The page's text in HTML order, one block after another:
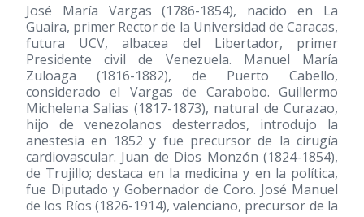
José María Vargas (1786-1854), nacido en La
Guaira, primer Rector de la Universidad de Caracas,
futura UCV, albacea del Libertador, primer
Presidente civil de Venezuela. Manuel María
Zuloaga (1816-1882), de Puerto Cabello,
considerado el Vargas de Carabobo. Guillermo
Michelena Salias (1817-1873), natural de Curazao,
hijo de venezolanos desterrados, introdujo la
anestesia en 1852 y fue precursor de la cirugía
cardiovascular. Juan de Dios Monzón (1824-1854),
de Trujillo; destaca en la medicina y en la política,
fue Diputado y Gobernador de Coro. José Manuel
de los Ríos (1826-1914), valenciano, precursor de la